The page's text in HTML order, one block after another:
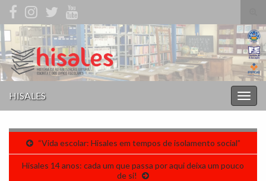
de
Search for:
HISALES
“Vida escolar: Hisales em tempos de isolamento social”
Hisales 14 anos: cada um que passa por aqui deixa um pouco
de si!